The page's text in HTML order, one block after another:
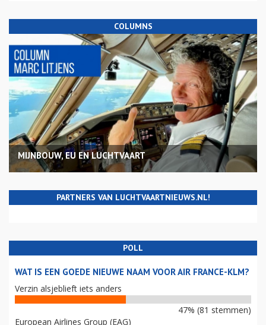
COLUMNS
MIJNBOUW, EU EN LUCHTVAART
PARTNERS VAN LUCHTVAARTNIEUWS.NL!
POLL
WAT IS EEN GOEDE NIEUWE NAAM VOOR AIR FRANCE-KLM?
Verzin alsjeblieft iets anders
47% (81 stemmen)
European Airlines Group (EAG)